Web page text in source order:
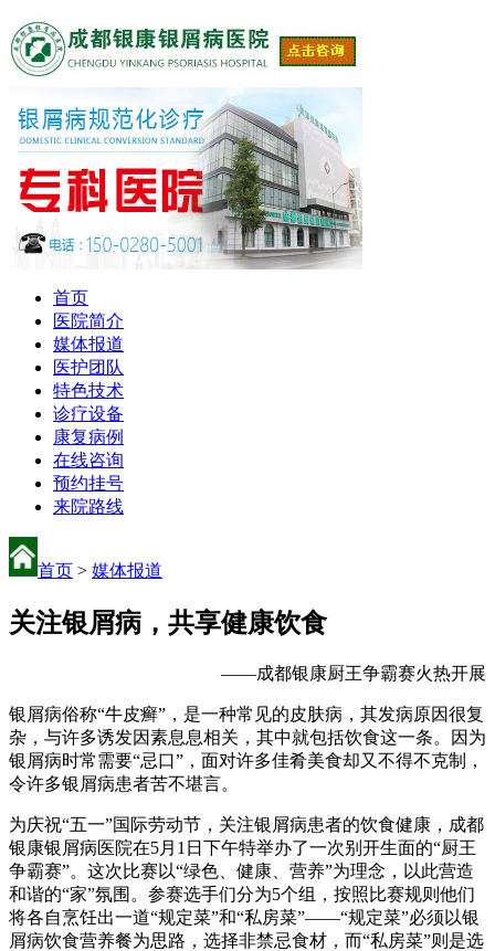
首页
医院简介
媒体报道
医护团队
特色技术
诊疗设备
康复病例
在线咨询
预约挂号
来院路线
首页 > 媒体报道
关注银屑病，共享健康饮食
——成都银康厨王争霸赛火热开展
银屑病俗称“牛皮癣”，是一种常见的皮肤病，其发病原因很复
杂，与许多诱发因素息息相关，其中就包括饮食这一条。因为
银屑病时常需要“忌口”，面对许多佳肴美食却又不得不克制，
令许多银屑病患者苦不堪言。
为庆祝“五一”国际劳动节，关注银屑病患者的饮食健康，成都
银康银屑病医院在5月1日下午特举办了一次别开生面的“厨王
争霸赛”。这次比赛以“绿色、健康、营养”为理念，以此营造
和谐的“家”氛围。参赛选手们分为5个组，按照比赛规则他们
将各自烹饪出一道“规定菜”和“私房菜”——“规定菜”必须以银
屑病饮食营养餐为思路，选择非禁忌食材，而“私房菜”则是选